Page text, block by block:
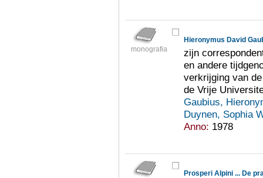
monografia
Hieronymus David
zijn
en andere
verkrijging van
de Vrije
Gaubius,
Duynen, Sophia
Anno: 1978